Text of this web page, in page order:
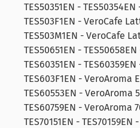
TES50351EN -
TES503F1EN - VeroCafe
TES503M1EN - VeroCafe
TES50651EN -
TES60351EN -
TES603F1EN - VeroAroma
TES60553EN - VeroAroma
TES60759EN - VeroAroma
TES70151EN - TES70159EN